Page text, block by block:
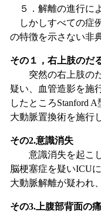
５．解離の進行に
しかしすべての症
の特徴を示さない非
その１，右上肢のだ
突然の右上肢のだ
疑い、血管造影を施
したところStanford
大動脈置換術を施行
その2.意識消失
意識消失を起こし
脳梗塞症を疑いICU
大動脈解離が疑われ
その3.上腹部背面の